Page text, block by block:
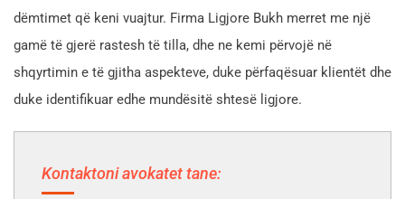
dëmtimet që keni vuajtur. Firma Ligjore Bukh merret me një
gamë të gjerë rastesh të tilla, dhe ne kemi përvojë në
shqyrtimin e të gjitha aspekteve, duke përfaqësuar klientët dhe
duke identifikuar edhe mundësitë shtesë ligjore.
Kontaktoni avokatet tane: